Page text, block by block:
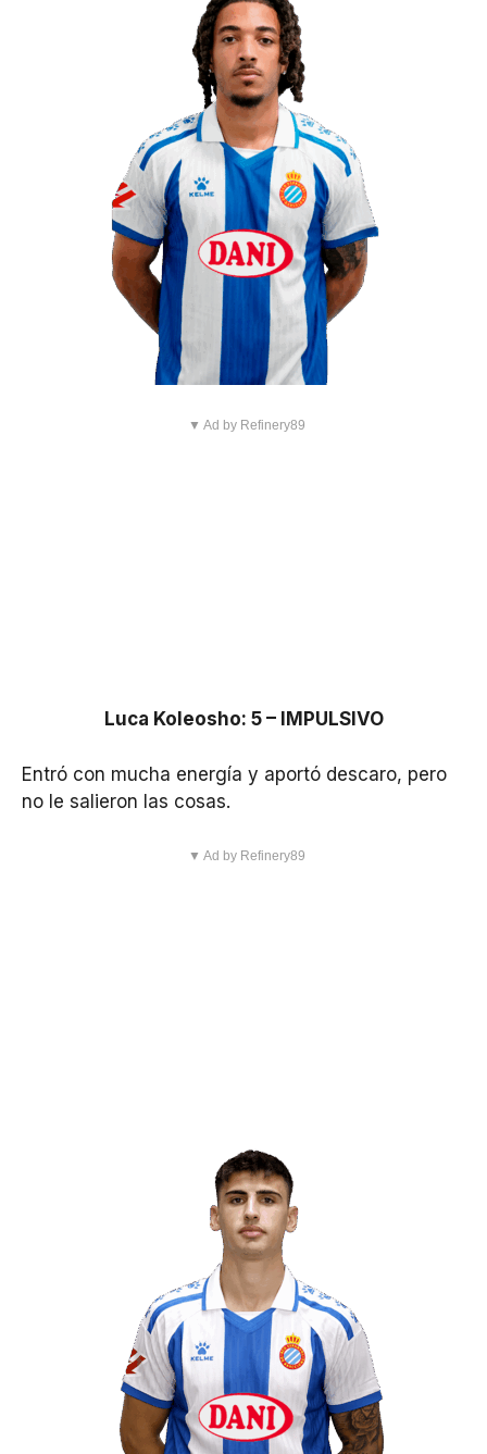
▼ Ad by Refinery89
Luca Koleosho: 5 – IMPULSIVO
Entró con mucha energía y aportó descaro, pero
no le salieron las cosas.
▼ Ad by Refinery89